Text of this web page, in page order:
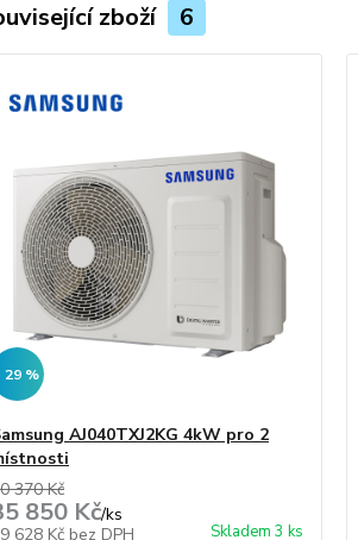
zboží 6
29 %
AJ040TXJ2KG 4kW pro 2
370 Kč
850 Kč/ks
628 Kč bez DPH Skladem 3 ks